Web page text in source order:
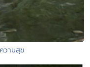
วามสุข